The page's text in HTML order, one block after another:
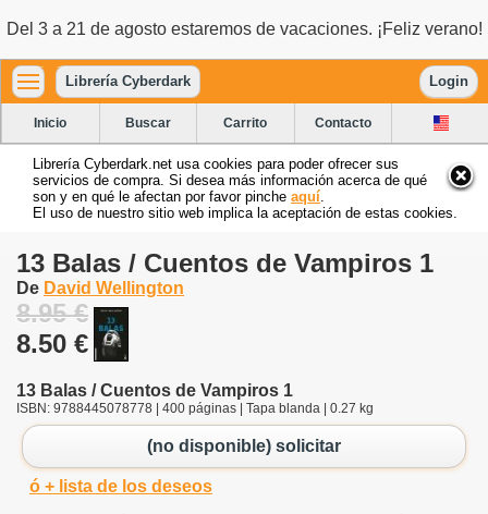
Del 3 a 21 de agosto estaremos de vacaciones. ¡Feliz verano!
Librería Cyberdark Login
Inicio Buscar Carrito Contacto
Librería Cyberdark.net usa cookies para poder ofrecer sus
servicios de compra. Si desea más información acerca de qué
son y en qué le afectan por favor pinche aquí
El uso de nuestro sitio web implica la aceptación de estas cookies.
13 Balas / Cuentos de Vampiros 1
De David Wellington
8.95 €
8.50 €
13 Balas / Cuentos de Vampiros 1
ISBN: 9788445078778 | 400 páginas | Tapa blanda | 0.27 kg
(no disponible) solicitar
ó + lista de los deseos